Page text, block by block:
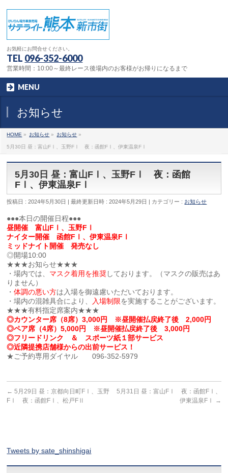
お気軽にお問合せください。
TEL 096-352-6000
営業時間：10:00～最終レース後場内のお客様がお帰りになるまで
MENU
お知らせ
HOME » お知らせ » お知らせ »
5月30日 昼：富山FⅠ、玉野FⅠ 夜：函館FⅠ、伊東温泉FⅠ
5月30日 昼：富山FⅠ、玉野FⅠ 夜：函館
FⅠ、伊東温泉FⅠ
投稿日 : 2024年5月30日 最終更新日時 : 2024年5月29日 カテゴリー : お知らせ
●●●本日の開催日程●●●
昼開催 富山FⅠ、玉野FⅠ
ナイター開催 函館FⅠ、伊東温泉FⅠ
ミッドナイト開催 発売なし
◎開場10:00
★★★お知らせ★★★
・場内では、 マスク着用を推奨しております。（マスクの販売はあ
りません）
・体調の悪い方は入場を御遠慮いただいております。
・場内の混雑具合により、
入場制限を実施することがございます。
★★★有料指定席案内★★★
◎カウンター席（8席）3,000円 ※昼開催払戻終了後 2,000円
◎ペア席（4席）5,000円 ※昼開催払戻終了後 3,000円
◎フリードリンク ＆ スポーツ紙１部サービス
◎近隣提携店舗様からの出前サービス！
★ご予約専用ダイヤル 096-352-5979
← 5月29日 昼：京都向日町FⅠ、玉野
FⅠ 夜：函館FⅠ、松戸FⅡ
5月31日 昼：富山FⅠ 夜：函館FⅠ、
伊東温泉FⅠ
→
Tweets by sate_shinshigai